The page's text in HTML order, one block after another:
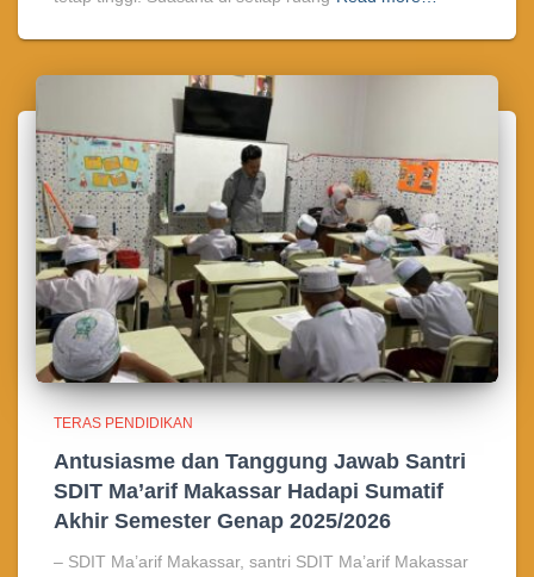
TERAS PENDIDIKAN
Antusiasme dan Tanggung Jawab Santri
SDIT Ma’arif Makassar Hadapi Sumatif
Akhir Semester Genap 2025/2026
– SDIT Ma’arif Makassar, santri SDIT Ma’arif Makassar